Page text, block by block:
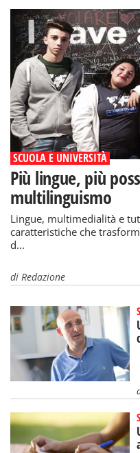
SCUOLA E UNIVERSITÀ
Più lingue, più
multilinguismo
Lingue, multimedialità e
caratteristiche che
d...
di Redazione